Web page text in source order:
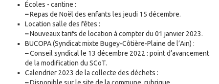
Écoles - cantine :
–Repas de Noël des enfants les jeudi 15 décembre.
Location salle des fêtes :
–Nouveaux tarifs de location à compter du 01 janvier 2023.
BUCOPA (Syndicat mixte Bugey-Côtière-Plaine de l’Ain) :
–Conseil syndical le 13 décembre 2022 : point d’avancement
de la modification du SCoT.
Calendrier 2023 de la collecte des déchets :